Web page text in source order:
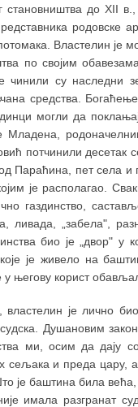
становништва до
родовске
Властелин је
по својим
чинили су наследни
средства.
могли да
Младена,
потчинили
Параћина, пет села
је располагао.
газдинство,
ливада, „забела",
био је „двор" у
је живело на
његову корист
је лично
Душановим
ми, осим да дају
сељака и преда цару,
је баштина била
имала разгранат